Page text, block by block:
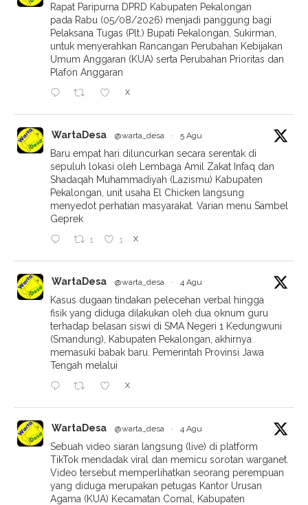
Rapat Paripurna DPRD Kabupaten Pekalongan
pada Rabu (05/08/2026) menjadi panggung bagi
Pelaksana Tugas (Plt.) Bupati Pekalongan, Sukirman,
untuk menyerahkan Rancangan Perubahan Kebijakan
Umum Anggaran (KUA) serta Perubahan Prioritas dan
Plafon Anggaran
X
WartaDesa @warta_desa · 5 Agu
Baru empat hari diluncurkan secara serentak di
sepuluh lokasi oleh Lembaga Amil Zakat Infaq dan
Shadaqah Muhammadiyah (Lazismu) Kabupaten
Pekalongan, unit usaha El Chicken langsung
menyedot perhatian masyarakat. Varian menu Sambel
Geprek
1 1 X
WartaDesa @warta_desa · 4 Agu
Kasus dugaan tindakan pelecehan verbal hingga
fisik yang diduga dilakukan oleh dua oknum guru
terhadap belasan siswi di SMA Negeri 1 Kedungwuni
(Smandung), Kabupaten Pekalongan, akhirnya
memasuki babak baru. Pemerintah Provinsi Jawa
Tengah melalui
X
WartaDesa @warta_desa · 4 Agu
Sebuah video siaran langsung (live) di platform
TikTok mendadak viral dan memicu sorotan warganet.
Video tersebut memperlihatkan seorang perempuan
yang diduga merupakan petugas Kantor Urusan
Agama (KUA) Kecamatan Comal, Kabupaten